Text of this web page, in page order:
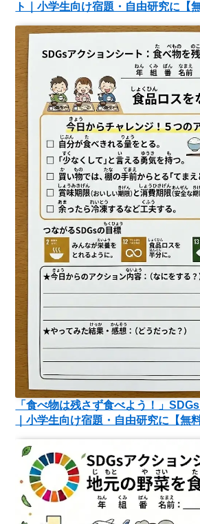
ト｜小学生向け宿題・自由研究に【
「食べ物は残さず食べよう！」
｜小学生向け宿題・自由研究に【無